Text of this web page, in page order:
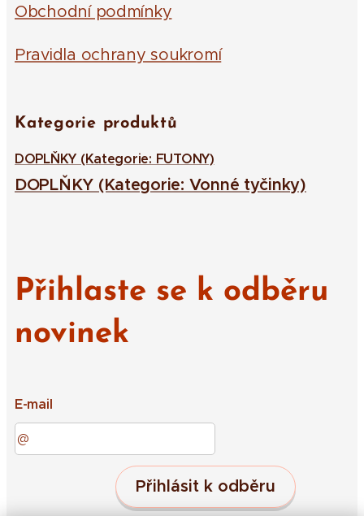
Obchodní podmínky
Pravidla ochrany soukromí
Kategorie produktů
DOPLŇKY (Kategorie: FUTONY)
DOPLŇKY (Kategorie: Vonné tyčinky)
Přihlaste se k odběru
novinek
E-mail
Přihlásit k odběru